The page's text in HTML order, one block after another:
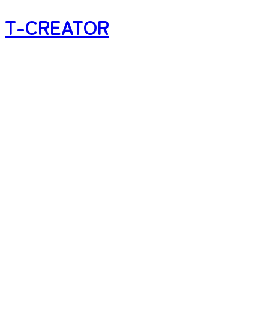
T-CREATOR